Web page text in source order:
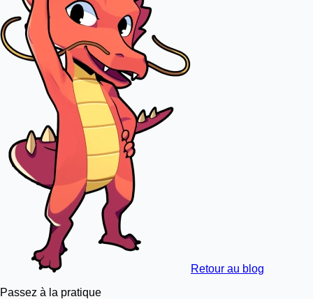
Retour au blog
Passez à la pratique